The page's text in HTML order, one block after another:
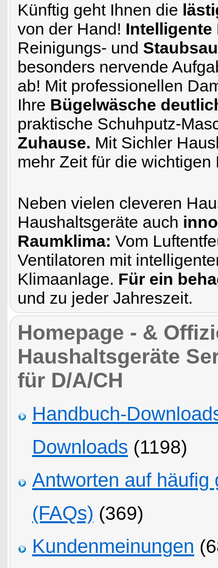
Künftig geht Ihnen die
von der Hand! Intelligente
Reinigungs- und
besonders nervende
ab! Mit professionellen
Ihre Bügelwäsche
praktische Schuhputz-
Zuhause. Mit Sichler
mehr Zeit für die
Neben vielen cleveren
Haushaltsgeräte auch
Raumklima: Vom
Ventilatoren mit
Klimaanlage. Für ein
und zu jeder Jahreszeit.
Homepage - &
Haushaltsgeräte
für D/A/CH
Handbuch-
Downloads (1198)
Antworten auf häufig
(FAQs) (369)
Kundenmeinungen